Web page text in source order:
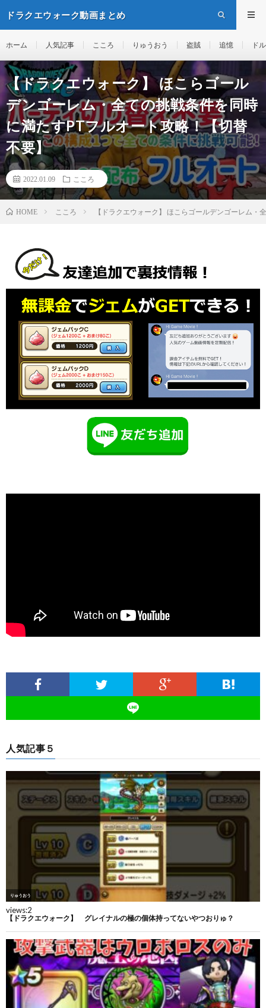
ドラクエウォーク動画まとめ
ホーム 人気記事 こころ りゅうおう 盗賊 追憶 ド
【ドラクエウォーク】 ほこらゴール
デンゴーレム・全ての挑戦条件を同時
に満たすPTフルオート攻略！【切替
不要】
2022.01.09 こころ
HOME こころ 【ドラクエウォーク】 ほこらゴールデンゴーレム
人気記事５